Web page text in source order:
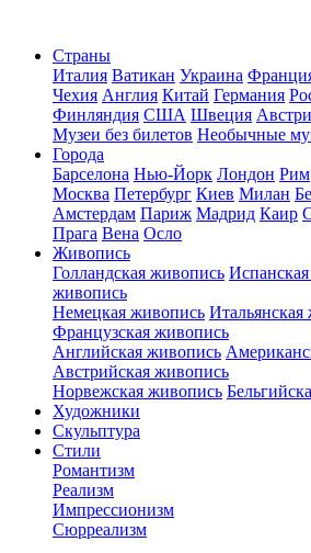
Страны
Италия Ватикан Украина
Чехия Англия Китай Германия
Финляндия США Швеция
Музеи без билетов Необычные
Города
Барселона Нью-Йорк Лондон Рим
Москва Петербург Киев Милан
Амстердам Париж Мадрид Каир
Прага Вена Осло
Живопись
Голландская живопись
живопись
Немецкая живопись
Французская живопись
Английская живопись
Австрийская живопись
Норвежская живопись
Художники
Скульптура
Стили
Романтизм
Реализм
Импрессионизм
Сюрреализм